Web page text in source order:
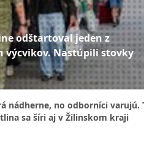
odštartoval jeden z
výcvikov. Nastúpili stovky
nádherne, no odborníci varujú.
sa šíri aj v Žilinskom kraji